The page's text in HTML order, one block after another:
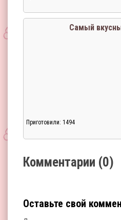
Самый
Приготовили: 1494
Комментарии (0)
Оставьте свой